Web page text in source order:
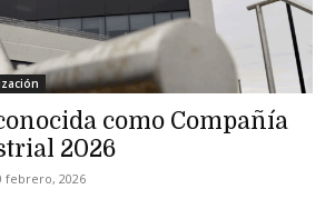
como Compañía
2026
febrero, 2026